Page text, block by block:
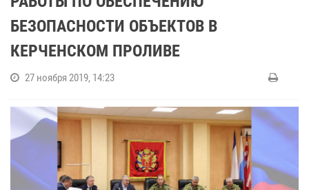
БЕЗОПАСНОСТИ ОБЪЕКТОВ В
КЕРЧЕНСКОМ ПРОЛИВЕ
27 ноября 2019, 14:23